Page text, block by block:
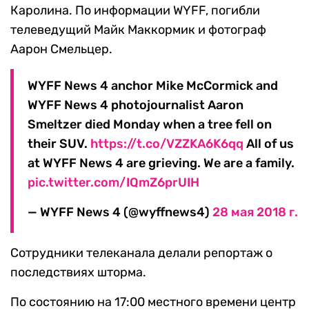
Каролина. По информации WYFF, погибли
телеведущий Майк Маккормик и фотограф
Аарон Смельцер.
WYFF News 4 anchor Mike McCormick and
WYFF News 4 photojournalist Aaron
Smeltzer died Monday when a tree fell on
their SUV. https://t.co/VZZKA6K6qq All of us
at WYFF News 4 are grieving. We are a family.
pic.twitter.com/IQmZ6prUIH
— WYFF News 4 (@wyffnews4) 28 мая 2018 г.
Сотрудники телеканала делали репортаж о
последствиях шторма.
По состоянию на 17:00 местного времени центр